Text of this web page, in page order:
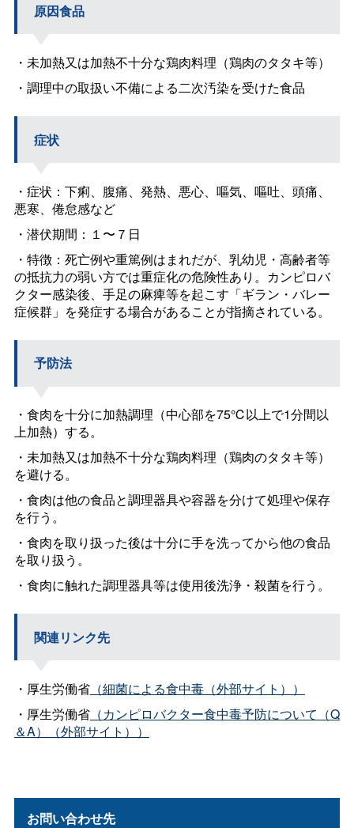
原因食品
・未加熱又は加熱不十分な鶏肉料理（鶏肉のタタキ等）
・調理中の取扱い不備による二次汚染を受けた食品
症状
・症状：下痢、腹痛、発熱、悪心、嘔気、嘔吐、頭痛、
悪寒、倦怠感など
・潜伏期間：１〜７日
・特徴：死亡例や重篤例はまれだが、乳幼児・高齢者等
の抵抗力の弱い方では重症化の危険性あり。カンピロバ
クター感染後、手足の麻痺等を起こす「ギラン・バレー
症候群」を発症する場合があることが指摘されている。
予防法
・食肉を十分に加熱調理（中心部を75℃以上で1分間以
上加熱）する。
・未加熱又は加熱不十分な鶏肉料理（鶏肉のタタキ等）
を避ける。
・食肉は他の食品と調理器具や容器を分けて処理や保存
を行う。
・食肉を取り扱った後は十分に手を洗ってから他の食品
を取り扱う。
・食肉に触れた調理器具等は使用後洗浄・殺菌を行う。
関連リンク先
・厚生労働省（細菌による食中毒（外部サイト））
・厚生労働省（カンピロバクター食中毒予防について（Q
＆A）（外部サイト））
お問い合わせ先